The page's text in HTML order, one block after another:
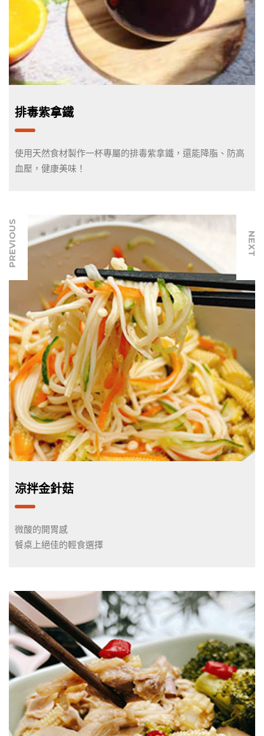
排毒紫拿鐵
使用天然食材製作一杯專屬的排毒紫拿鐵，還能降脂、防高
血壓，健康美味！
涼拌金針菇
微酸的開胃感
餐桌上絕佳的輕食選擇
PREVIOUS NEXT